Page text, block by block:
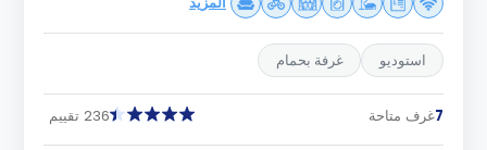
استوديو غرفة بحمام
7غرف متاحة 236 تقييم